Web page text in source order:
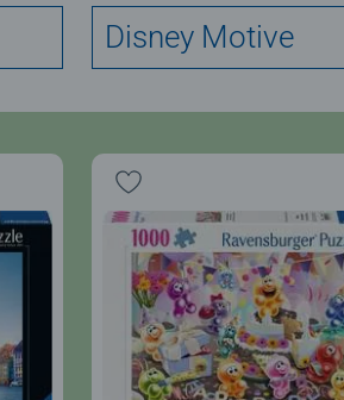
Disney Motive